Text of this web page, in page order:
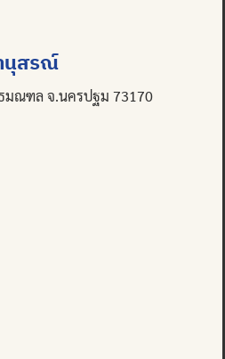
นุสรณ์
มณฑล จ.นครปฐม 73170